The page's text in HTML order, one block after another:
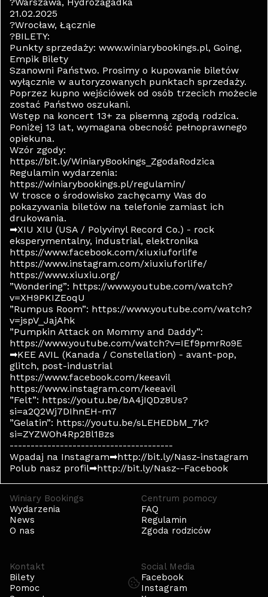
21.02.2025
?Wrocław, Łącznie
?BILETY:
Punkty sprzedaży: www.winiarybookings.pl, Going,
Empik Bilety
Szanowni Państwo. Prosimy o kupowanie biletów
wyłącznie w autoryzowanych punktach sprzedaży.
Poprzez kupno wejściówek od osób trzecich możecie
zostać Państwo oszukani.
Wstęp na koncert 13+ za pisemną zgodą rodzica.
Poniżej 13 lat, wymagana obecność pełnoprawnego
opiekuna.
Wzór zgody:
https://bit.ly/WiniaryBookings_ZgodaRodzica
Regulamin wydarzenia:
https://winiarybookings.pl/regulamin/
W trosce o środowisko zachęcamy Was do
pokazywania biletów na telefonie zamiast ich
drukowania.
➡XIU XIU (USA / Polyvinyl Record Co.) - rock
eksperymentalny, industrial, elektronika
https://www.facebook.com/xiuxiuforlife
https://www.instagram.com/xiuxiuforlife/
https://www.xiuxiu.org/
”Wondering”: https://www.youtube.com/watch?
v=XH9PKIZEoqU
”Rumpus Room”: https://www.youtube.com/watch?
v=jspV_JajAhk
”Pumpkin Attack on Mommy and Daddy”:
https://www.youtube.com/watch?v=IEf9pmrRo9E
➡KEE AVIL (Kanada / Constellation) - avant-pop,
glitch, post-industrial
https://www.facebook.com/keeavil
https://www.instagram.com/keeavil
”Felt”: https://youtu.be/bA4jIQDz8Us?
si=a2Q2Wj7DIhnEH-m7
”Gelatin”: https://youtu.be/sLEHEDbM_7k?
si=ZYZWOh4Rp2Bl1Bzs
---------------------------------------
Wpadaj na Instagram➡http://bit.ly/Nasz-instagram
Polub nasz profil➡http://bit.ly/Nasz--Facebook
Winiary Bookings
Wydarzenia
News
O nas
Centrum pomocy
FAQ
Regulamin
Zgoda rodziców
Kontakt
Bilety
Pomoc
Social Media
Facebook
Instagram